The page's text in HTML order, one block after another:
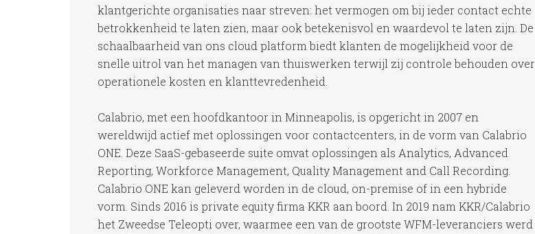
klantgerichte organisaties naar streven: het vermogen om bij ieder contact echte
betrokkenheid te laten zien, maar ook betekenisvol en waardevol te laten zijn. De
schaalbaarheid van ons cloud platform biedt klanten de mogelijkheid voor de
snelle uitrol van het managen van thuiswerken terwijl zij controle behouden over
operationele kosten en klanttevredenheid.
Calabrio, met een hoofdkantoor in Minneapolis, is opgericht in 2007 en
wereldwijd actief met oplossingen voor contactcenters, in de vorm van Calabrio
ONE. Deze SaaS-gebaseerde suite omvat oplossingen als Analytics, Advanced
Reporting, Workforce Management, Quality Management and Call Recording.
Calabrio ONE kan geleverd worden in de cloud, on-premise of in een hybride
vorm. Sinds 2016 is private equity firma KKR aan boord. In 2019 nam KKR/Calabrio
het Zweedse Teleopti over, waarmee een van de grootste WFM-leveranciers werd